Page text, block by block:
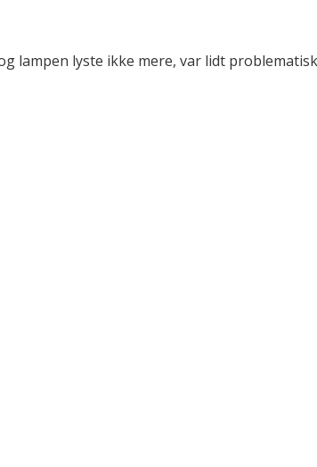
lampen lyste ikke mere, var lidt